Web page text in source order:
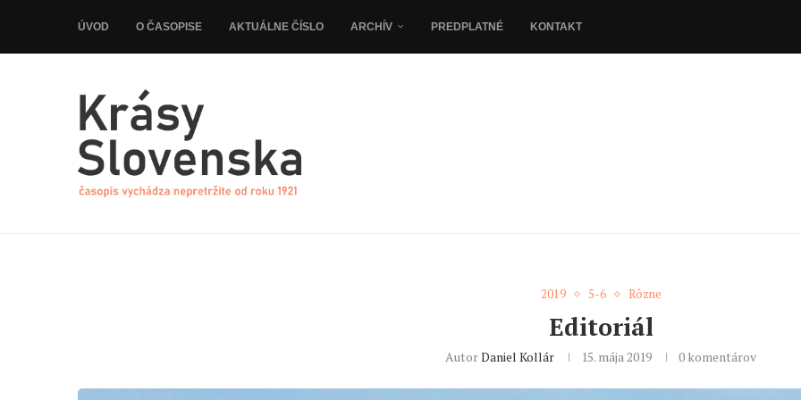
ÚVOD O ČASOPISE AKTUÁLNE ČÍSLO ARCHÍV PREDPLATNÉ KONTAKT
2019 5-6 Rôzne
Editoriál
AutorDaniel Kollár 15. mája 2019 0 komentárov